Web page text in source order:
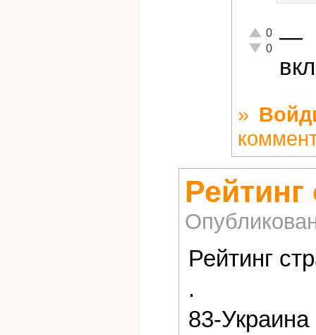
Отлично!
0
Неадекватно!
0 —
»
Рейтинг
.
83-Украина